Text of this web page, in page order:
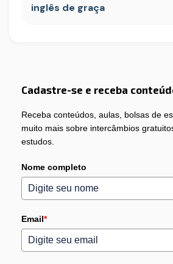
inglês de graça
Cadastre-se e receba
Receba conteúdos, aulas, bolsas de
muito mais sobre intercâmbios
estudos.
Nome completo
Email*